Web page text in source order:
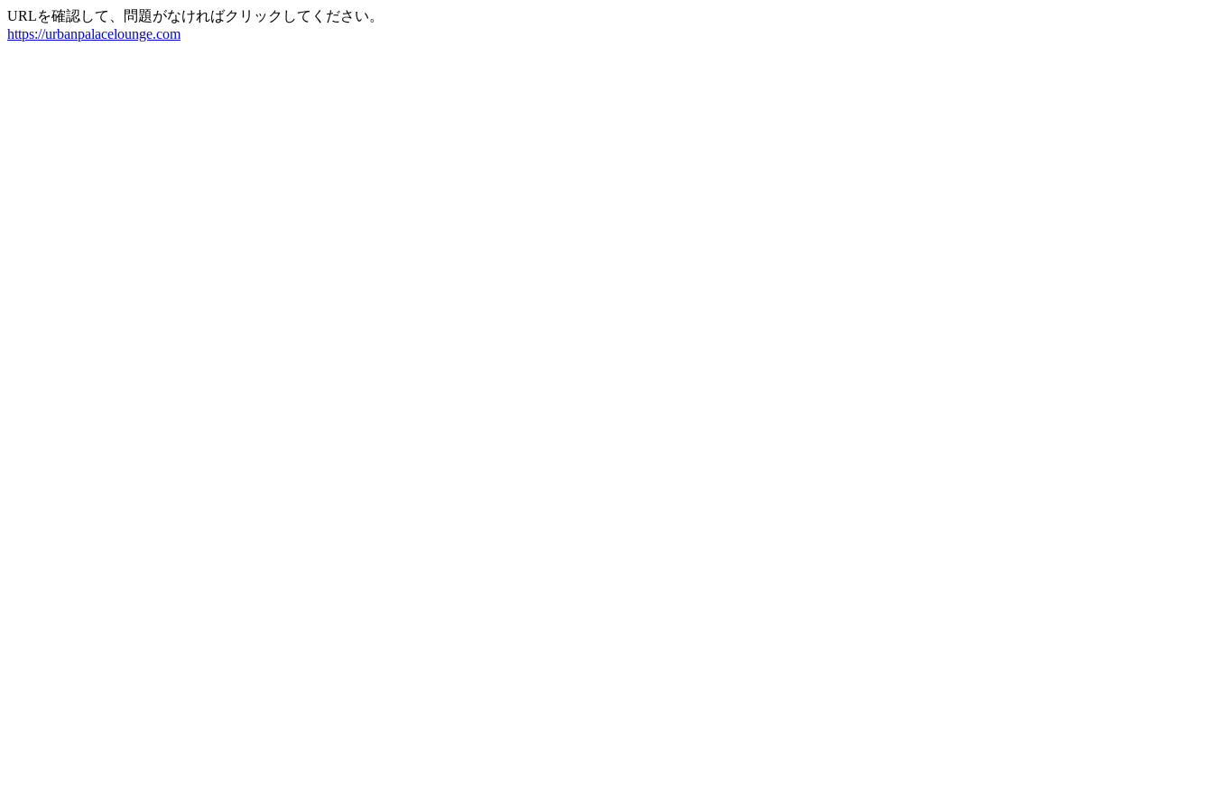
URLを確認して、問題がなければクリックしてください。
https://urbanpalacelounge.com